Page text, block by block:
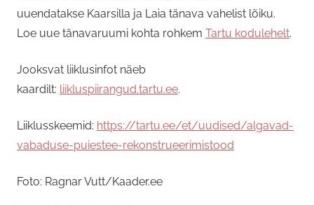
uuendatakse Kaarsilla ja Laia tänava vahelist lõiku.
Loe uue tänavaruumi kohta rohkem Tartu kodulehelt.
Jooksvat liiklusinfot näeb
kaardilt: liikluspiirangud.tartu.ee.
Liiklusskeemid: https://tartu.ee/et/uudised/algavad-
vabaduse-puiestee-rekonstrueerimistood
Foto: Ragnar Vutt/Kaader.ee